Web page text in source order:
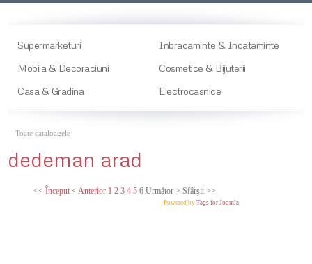
Supermarketuri
Inbracaminte & Incataminte
Mobila & Decoraciuni
Cosmetice & Bijuterii
Casa & Gradina
Electrocasnice
Toate cataloagele
dedeman arad
<<Început <Anterior 1 2 3 4 5 6 Următor >Sfârşit >>
Powered byTags for Joomla